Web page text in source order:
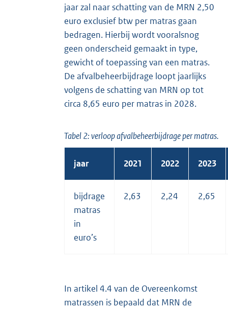
jaar zal naar schatting van de MRN 2,50
euro exclusief btw per matras gaan
bedragen. Hierbij wordt vooralsnog
geen onderscheid gemaakt in type,
gewicht of toepassing van een matras.
De afvalbeheerbijdrage loopt jaarlijks
volgens de schatting van MRN op tot
circa 8,65 euro per matras in 2028.
Tabel 2: verloop afvalbeheerbijdrage per matras.
jaar 2021 2022 2023
bijdrage
matras
in
euro’s
2,63 2,24 2,65
In artikel 4.4 van de Overeenkomst
matrassen is bepaald dat MRN de